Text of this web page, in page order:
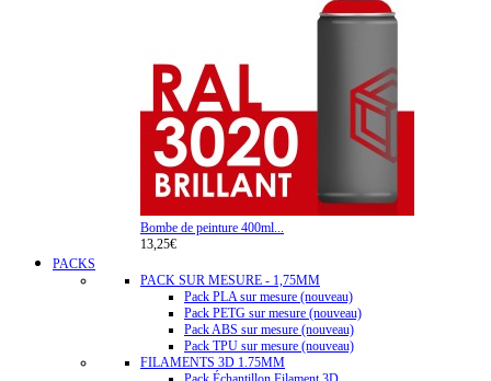
Bombe de peinture 400ml...
13,25€
PACKS
PACK SUR MESURE - 1,75MM
Pack PLA sur mesure (nouveau)
Pack PETG sur mesure (nouveau)
Pack ABS sur mesure (nouveau)
Pack TPU sur mesure (nouveau)
FILAMENTS 3D 1.75MM